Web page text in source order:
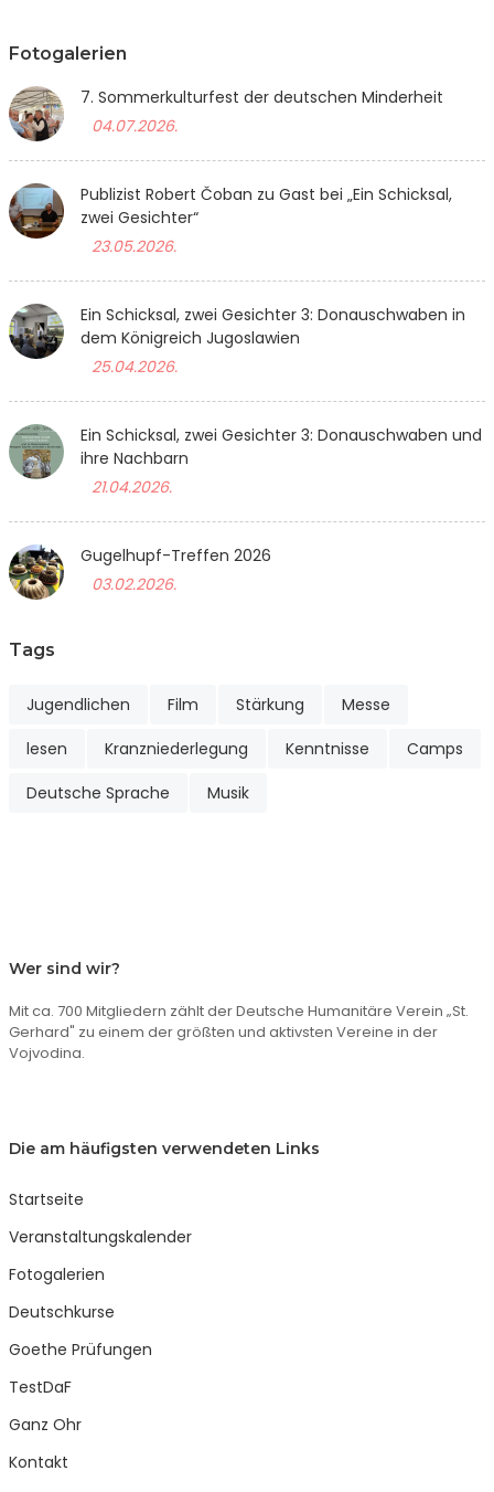
Fotogalerien
7. Sommerkulturfest der deutschen Minderheit
04.07.2026.
Publizist Robert Čoban zu Gast bei „Ein Schicksal,
zwei Gesichter“
23.05.2026.
Ein Schicksal, zwei Gesichter 3: Donauschwaben in
dem Königreich Jugoslawien
25.04.2026.
Ein Schicksal, zwei Gesichter 3: Donauschwaben und
ihre Nachbarn
21.04.2026.
Gugelhupf-Treffen 2026
03.02.2026.
Tags
Jugendlichen Film Stärkung
Messe
lesen
Kranzniederlegung Kenntnisse
Camps
Deutsche Sprache
Musik
Wer sind wir?
Mit ca. 700 Mitgliedern zählt der Deutsche Humanitäre Verein „St.
Gerhard" zu einem der größten und aktivsten Vereine in der
Vojvodina.
Die am häufigsten verwendeten Links
Startseite
Veranstaltungskalender
Fotogalerien
Deutschkurse
Goethe Prüfungen
TestDaF
Ganz Ohr
Kontakt